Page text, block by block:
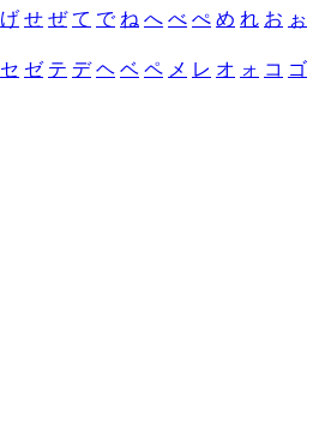
げ せ ぜ て で ね へ べ ぺ め れ お ぉ
セ ゼ テ デ ヘ ベ ペ メ レ オ ォ コ ゴ